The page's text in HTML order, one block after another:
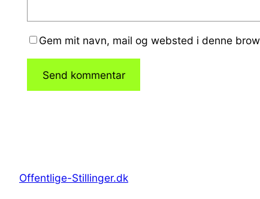
Gem mit navn, mail og websted i denne
Offentlige-Stillinger.dk